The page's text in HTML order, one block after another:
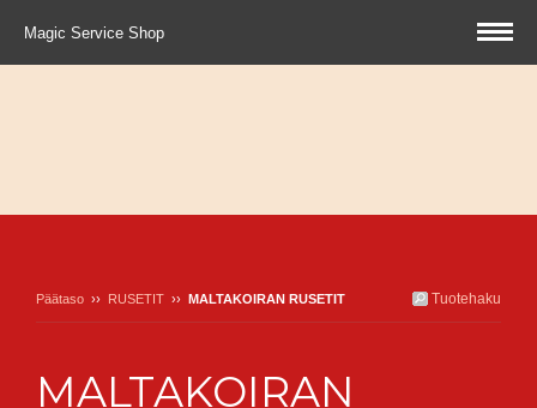
Magic Service Shop
Tuotehaku
Päätaso ›› RUSETIT ›› MALTAKOIRAN RUSETIT
MALTAKOIRAN